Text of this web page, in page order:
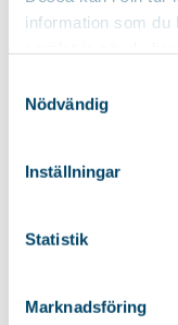
information som du
Nödvändig
Inställningar
Statistik
Marknadsföring
Extra stor strykyta
stadiga strykbordet med